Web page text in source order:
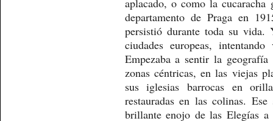
aplacado, o como la cucaracha
departamento de Praga en
persistió durante toda su vida.
ciudades europeas,
Empezaba a sentir la
zonas céntricas, en las viejas
sus iglesias barrocas en
restauradas en las colinas.
brillante enojo de las Elegías